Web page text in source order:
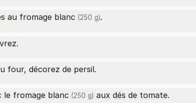
au fromage blanc (250 g).
four, décorez de persil.
le fromage blanc (250 g) aux dés de tomate.